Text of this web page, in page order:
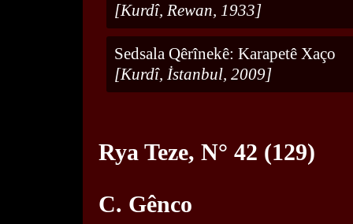
[Kurdî, Rewan, 1933]
Sedsala Qêrînekê: Karapetê Xaço
[Kurdî, İstanbul, 2009]
Rya Teze, N° 42 (129)
C. Gênco